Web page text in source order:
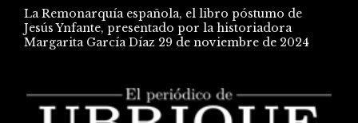
La Remonarquía española, el libro póstumo de
Jesús Ynfante, presentado por la historiadora
Margarita García Díaz 29 de noviembre de 2024